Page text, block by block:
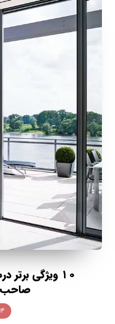
۱۰ ویژگی
صاحب
۱۴ اردیبهشت ۱۴۰۴